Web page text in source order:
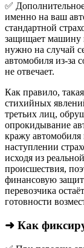
✅
именно на ваш
стандартной
защищает машину
нужно на случай
автомобиля из‑за
не отвечает.​
Как правило,
стихийных
третьих лиц,
опрокидывание
кражу
наступлении
исходя из
происшествия,
финансовую
перевозчика
готовности
➜ Как